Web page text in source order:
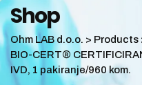
Shop
Ohm LAB d.o.o. > Products
BIO-CERT®
IVD, 1 pakiranje/960 kom.